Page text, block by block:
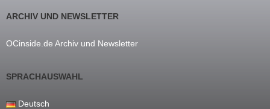
ARCHIV UND NEWSLETTER
OCinside.de Archiv und Newsletter
SPRACHAUSWAHL
Deutsch